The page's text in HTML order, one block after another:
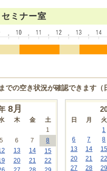
ミナー室
での空き状況が確認できます（
8月
木 金
土
1
5 6 7
8
13 14
15
20 21
22
日 月 火
1
6
7 8
13
14 15
20
21 22
27
28 29